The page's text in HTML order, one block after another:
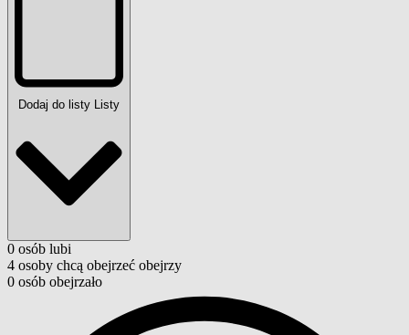
Dodaj do listy Listy
0 osób lubi
4 osoby chcą obejrzeć obejrzy
0 osób obejrzało